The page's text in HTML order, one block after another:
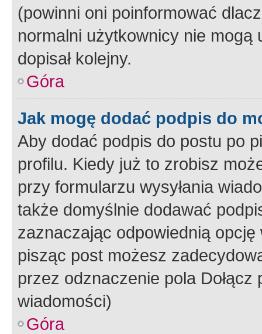
(powinni oni poinformować
normalni użytkownicy nie
dopisał kolejny.
Góra
Jak mogę dodać podpis do
Aby dodać podpis do postu po
profilu. Kiedy już to zrobisz
przy formularzu wysyłania
także domyślnie dodawać
zaznaczając odpowiednią
pisząc post możesz
przez odznaczenie pola
wiadomości)
Góra